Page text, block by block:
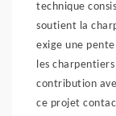
technique
soutient la
exige une
les
contribution
ce projet